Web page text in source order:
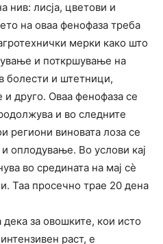
нив: лисја, цветови и
на оваа фенофаза треба
мерки како што
и поткршување на
болести и штетници,
друго. Оваа фенофаза се
и во следните
региони виновата лоза се
оплодување. Во услови кај
во средината на мај сѐ
Таа просечно трае 20 дена
дека за овошките, кои исто
раст, е